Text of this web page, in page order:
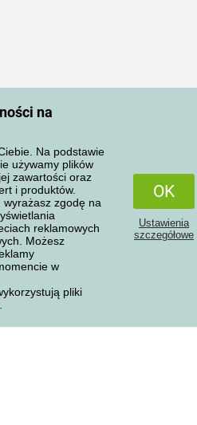
na
Na podstawie
używamy plików
zawartości oraz
i produktów.
wyrażasz zgodę na
reklamowych
Możesz
w
pliki
OK
Ustawienia
szczegółowe